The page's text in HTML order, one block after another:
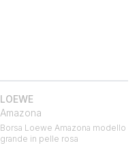
LOEWE
Amazona
Borsa Loewe Amazona modello
grande in pelle rosa